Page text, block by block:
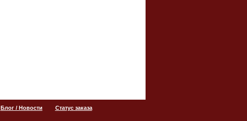
Блог / Новости Статус заказа